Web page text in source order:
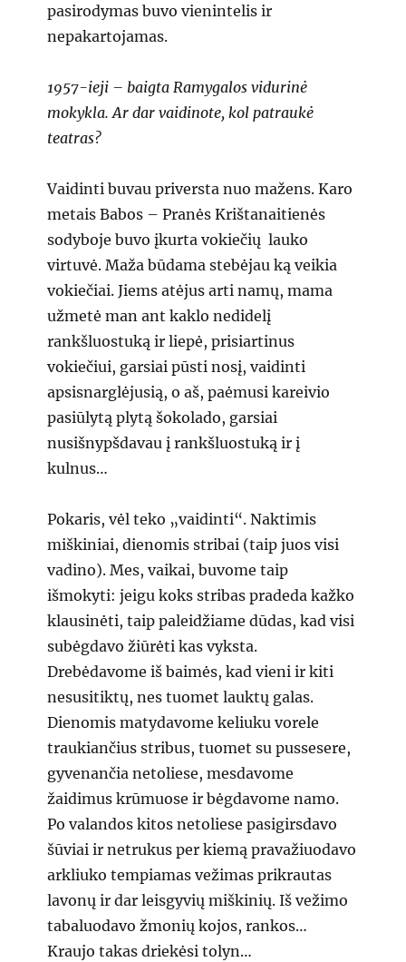
pasirodymas buvo vienintelis ir
nepakartojamas.
1957-ieji – baigta Ramygalos vidurinė
mokykla. Ar dar vaidinote, kol patraukė
teatras?
Vaidinti buvau priversta nuo mažens. Karo
metais Babos – Pranės Krištanaitienės
sodyboje buvo įkurta vokiečių lauko
virtuvė. Maža būdama stebėjau ką veikia
vokiečiai. Jiems atėjus arti namų, mama
užmetė man ant kaklo nedidelį
rankšluostuką ir liepė, prisiartinus
vokiečiui, garsiai pūsti nosį, vaidinti
apsisnarglėjusią, o aš, paėmusi kareivio
pasiūlytą plytą šokolado, garsiai
nusišnypšdavau į rankšluostuką ir į
kulnus…
Pokaris, vėl teko „vaidinti“. Naktimis
miškiniai, dienomis stribai (taip juos visi
vadino). Mes, vaikai, buvome taip
išmokyti: jeigu koks stribas pradeda kažko
klausinėti, taip paleidžiame dūdas, kad visi
subėgdavo žiūrėti kas vyksta.
Drebėdavome iš baimės, kad vieni ir kiti
nesusitiktų, nes tuomet lauktų galas.
Dienomis matydavome keliuku vorele
traukiančius stribus, tuomet su pussesere,
gyvenančia netoliese, mesdavome
žaidimus krūmuose ir bėgdavome namo.
Po valandos kitos netoliese pasigirsdavo
šūviai ir netrukus per kiemą pravažiuodavo
arkliuko tempiamas vežimas prikrautas
lavonų ir dar leisgyvių miškinių. Iš vežimo
tabaluodavo žmonių kojos, rankos…
Kraujo takas driekėsi tolyn…